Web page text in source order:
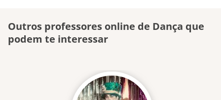
Outros professores online de Dança que
podem te interessar